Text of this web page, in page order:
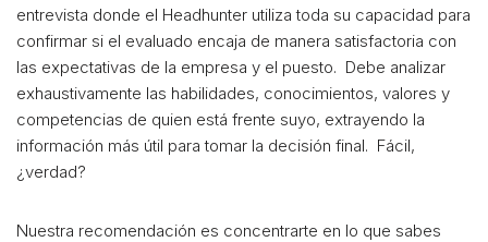
entrevista donde el Headhunter utiliza toda su capacidad para
confirmar si el evaluado encaja de manera satisfactoria con
las expectativas de la empresa y el puesto. Debe analizar
exhaustivamente las habilidades, conocimientos, valores y
competencias de quien está frente suyo, extrayendo la
información más útil para tomar la decisión final. Fácil,
¿verdad?
Nuestra recomendación es concentrarte en lo que sabes